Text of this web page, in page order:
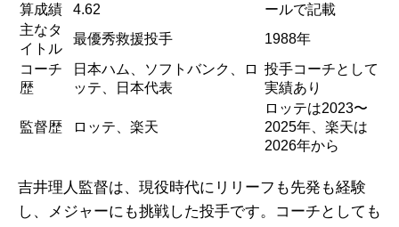
算成績
4.62
ールで記載
主なタ
イトル
最優秀救援投手
1988年
コーチ
歴
日本ハム、ソフトバンク、ロ
ッテ、日本代表
投手コーチとして
実績あり
監督歴 ロッテ、楽天
ロッテは2023〜
2025年、楽天は
2026年から
吉井理人監督は、現役時代にリリーフも先発も経験
し、メジャーにも挑戦した投手です。コーチとしても